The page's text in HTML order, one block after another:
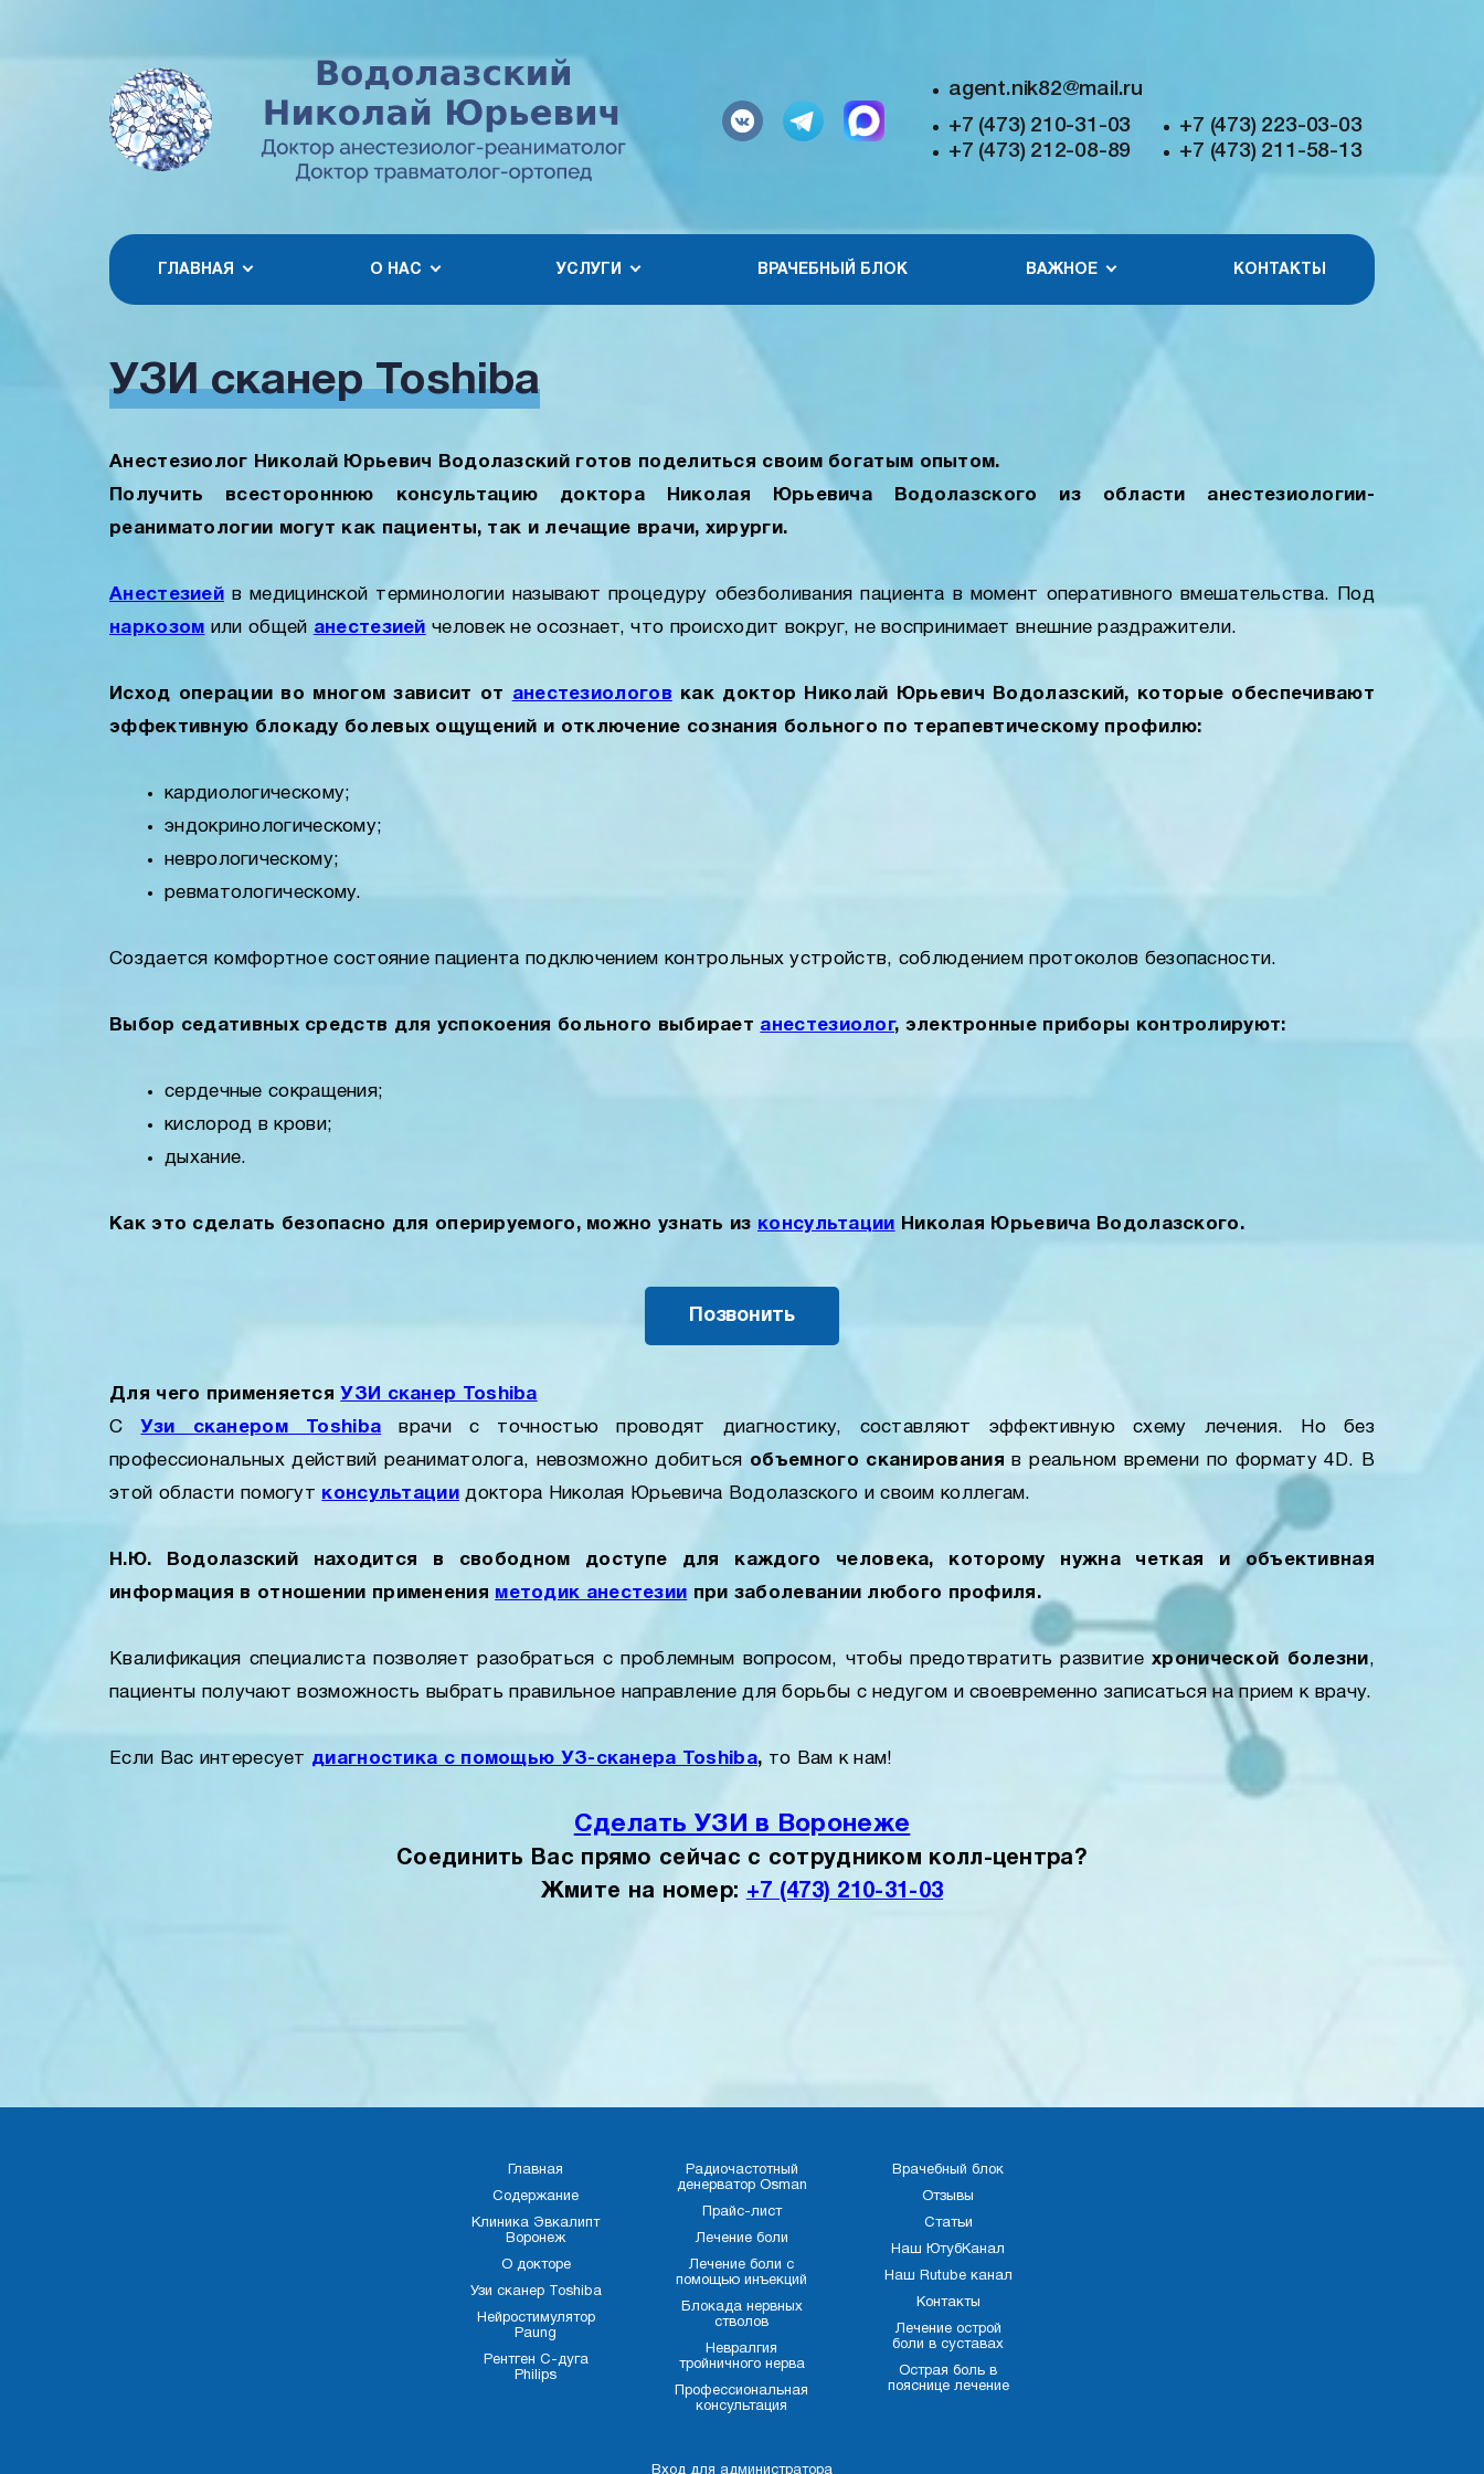
agent.nik82@mail.ru
+7 (473) 210-31-03
+7 (473) 223-03-03
+7 (473) 212-08-89
+7 (473) 211-58-13
ГЛАВНАЯ О НАС УСЛУГИ ВРАЧЕБНЫЙ БЛОК ВАЖНОЕ КОНТАКТЫ
УЗИ сканер Toshiba
Анестезиолог Николай Юрьевич Водолазский готов поделиться своим богатым опытом.
Получить всестороннюю консультацию доктора Николая Юрьевича Водолазского из области анестезиологии-
реаниматологии могут как пациенты, так и лечащие врачи, хирурги.
Анестезией в медицинской терминологии называют процедуру обезболивания пациента в момент оперативного вмешательства. Под
наркозом или общей анестезией человек не осознает, что происходит вокруг, не воспринимает внешние раздражители.
Исход операции во многом зависит от анестезиологов как доктор Николай Юрьевич Водолазский, которые обеспечивают
эффективную блокаду болевых ощущений и отключение сознания больного по терапевтическому профилю:
кардиологическому;
эндокринологическому;
неврологическому;
ревматологическому.
Создается комфортное состояние пациента подключением контрольных устройств, соблюдением протоколов безопасности.
Выбор седативных средств для успокоения больного выбирает анестезиолог, электронные приборы контролируют:
сердечные сокращения;
кислород в крови;
дыхание.
Как это сделать безопасно для оперируемого, можно узнать из консультации Николая Юрьевича Водолазского.
Позвонить
Для чего применяется УЗИ сканер Toshiba
С Узи сканером Toshiba врачи с точностью проводят диагностику, составляют эффективную схему лечения. Но без
профессиональных действий реаниматолога, невозможно добиться объемного сканирования в реальном времени по формату 4D. В
этой области помогут консультациидоктора Николая Юрьевича Водолазского и своим коллегам.
Н.Ю. Водолазский находится в свободном доступе для каждого человека, которому нужна четкая и объективная
информация в отношении применения методик анестезии при заболевании любого профиля.
Квалификация специалиста позволяет разобраться с проблемным вопросом, чтобы предотвратить развитиехронической болезни,
пациенты получают возможность выбрать правильное направление для борьбы с недугом и своевременно записаться на прием к врачу.
Если Вас интересует диагностика с помощью УЗ-сканера Toshiba, то Вам к нам!
Сделать УЗИ в Воронеже
Соединить Вас прямо сейчас с сотрудником колл-центра?
Жмите на номер: +7 (473) 210-31-03
Главная
Содержание
Клиника Эвкалипт
Воронеж
О докторе
Узи сканер Toshiba
Нейростимулятор
Paung
Рентген С-дуга
Philips
Радиочастотный
денерватор Osman
Прайс-лист
Лечение боли
Лечение боли с
помощью инъекций
Блокада нервных
стволов
Невралгия
тройничного нерва
Профессиональная
консультация
Врачебный блок
Отзывы
Статьи
Наш ЮтубКанал
Наш Rutube канал
Контакты
Лечение острой
боли в суставах
Острая боль в
пояснице лечение
Вход для администратора